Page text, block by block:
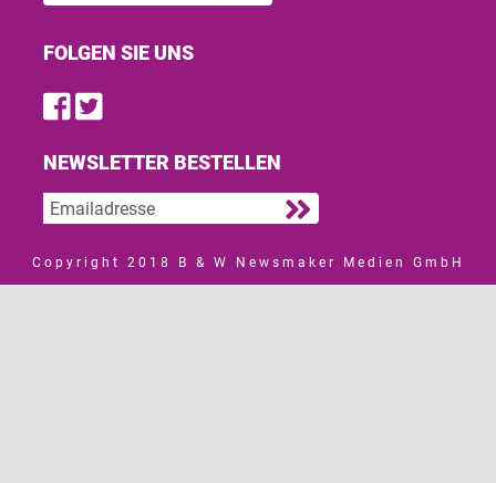
FOLGEN SIE UNS
Find us on Facebook
Follow us on Twitter
NEWSLETTER BESTELLEN
Copyright 2018 B & W Newsmaker Medien GmbH